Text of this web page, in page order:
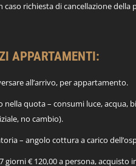
richiesta di cancellazione
APPARTAMENTI:
all’arrivo, per appartamento.
nella quota – consumi luce, acqua,
no cambio).
– angolo cottura a carico
giorni € 120,00 a persona, acquisto